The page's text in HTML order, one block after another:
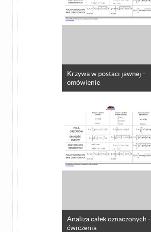
Krzywa w postaci jawnej -
omówienie
Analiza całek oznaczonych -
ćwiczenia